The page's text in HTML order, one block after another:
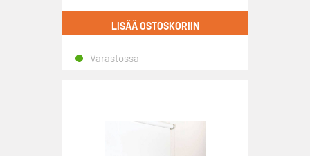
LISÄÄ OSTOSKORIIN
Varastossa